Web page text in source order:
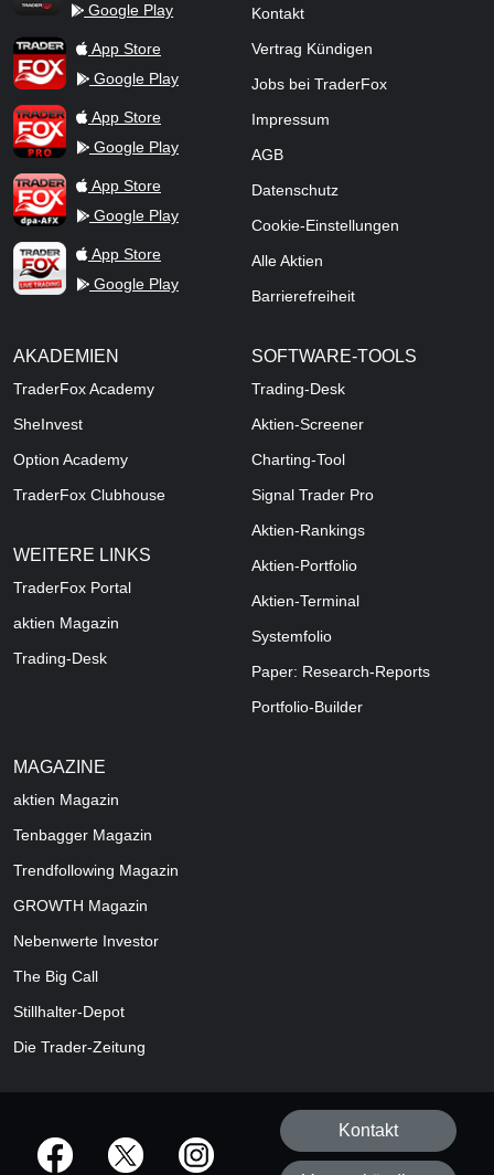
TraderFox Flash
Google Play
TraderFox AppApp Store
Google Play
TraderFox ProApp Store
Google Play
TraderFox dpa-AFX ProFeed
App Store
Google Play
TraderFox Live Trading
App Store
Google Play
Kontakt
Vertrag Kündigen
Jobs bei TraderFox
Impressum
AGB
Datenschutz
Cookie-Einstellungen
Alle Aktien
Barrierefreiheit
AKADEMIEN
TraderFox Academy
SheInvest
Option Academy
TraderFox Clubhouse
WEITERE LINKS
TraderFox Portal
aktien Magazin
Trading-Desk
SOFTWARE-TOOLS
Trading-Desk
Aktien-Screener
Charting-Tool
Signal Trader Pro
Aktien-Rankings
Aktien-Portfolio
Aktien-Terminal
Systemfolio
Paper: Research-Reports
Portfolio-Builder
MAGAZINE
aktien Magazin
Tenbagger Magazin
Trendfollowing Magazin
GROWTH Magazin
Nebenwerte Investor
The Big Call
Stillhalter-Depot
Die Trader-Zeitung
offizielle Social Media-Accounts
Kontakt